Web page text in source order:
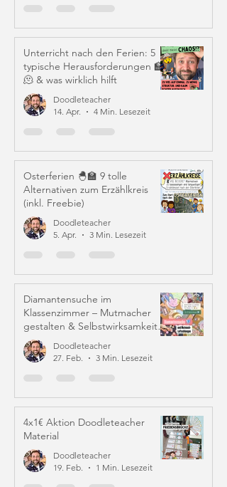
Unterricht nach den Ferien: 5
typische Herausforderungen 🏫
🫠 & was wirklich hilft
Doodleteacher
14. Apr.
4 Min. Lesezeit
Osterferien 🐣🏫 9 tolle
Alternativen zum Erzählkreis
(inkl. Freebie)
Doodleteacher
5. Apr.
3 Min. Lesezeit
Diamantensuche im
Klassenzimmer – Mutmacher
gestalten & Selbstwirksamkeit
stärken Doodleteacher
27. Feb.
3 Min. Lesezeit
4x1€ Aktion Doodleteacher
Material
Doodleteacher
19. Feb.
1 Min. Lesezeit